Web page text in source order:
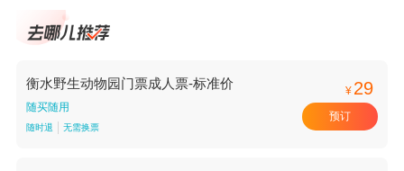
衡水野生动物园门票成人票-标准价
随买随用
随时退 无需换票
¥ 29
预订